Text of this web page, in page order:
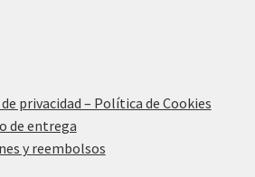
privacidad – Política de Cookies
de entrega
y reembolsos